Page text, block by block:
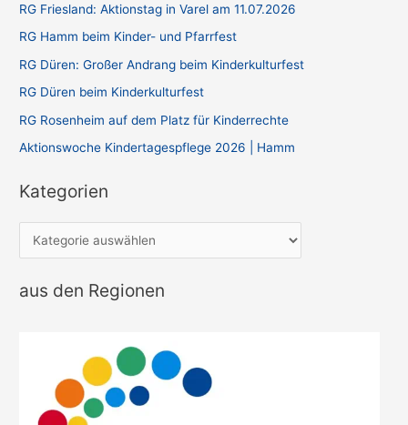
RG Friesland: Aktionstag in Varel am 11.07.2026
RG Hamm beim Kinder- und Pfarrfest
RG Düren: Großer Andrang beim Kinderkulturfest
RG Düren beim Kinderkulturfest
RG Rosenheim auf dem Platz für Kinderrechte
Aktionswoche Kindertagespflege 2026 | Hamm
Kategorien
a
aus den Regionen